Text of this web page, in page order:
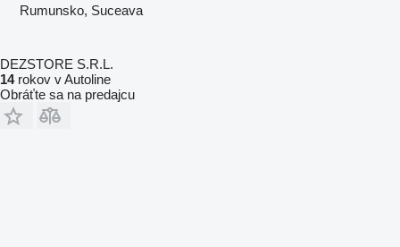
Rumunsko, Suceava
DEZSTORE S.R.L.
14rokov v Autoline
Obráťte sa na predajcu